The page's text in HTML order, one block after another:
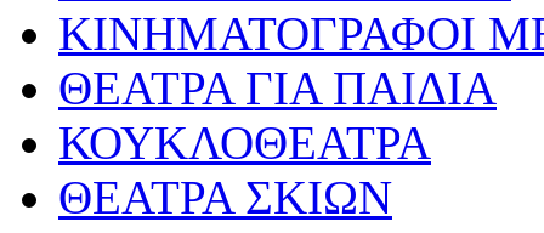
ΚΙΝΗΜΑΤΟΓΡΑΦΟΙ
ΘΕΑΤΡΑ ΓΙΑ ΠΑΙΔΙΑ
ΚΟΥΚΛΟΘΕΑΤΡΑ
ΘΕΑΤΡΑ ΣΚΙΩΝ